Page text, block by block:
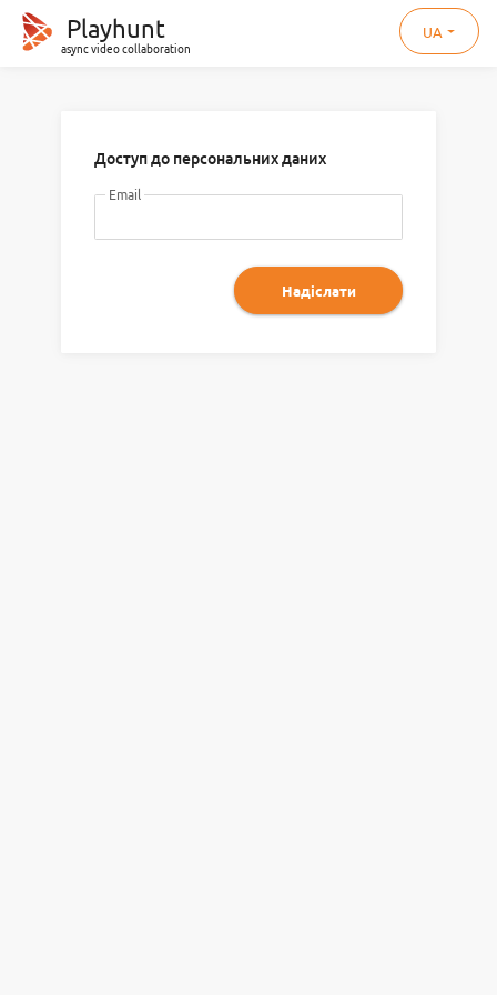
Playhunt
async video collaboration
UA
Доступ до персональних даних
Email
Надіслати